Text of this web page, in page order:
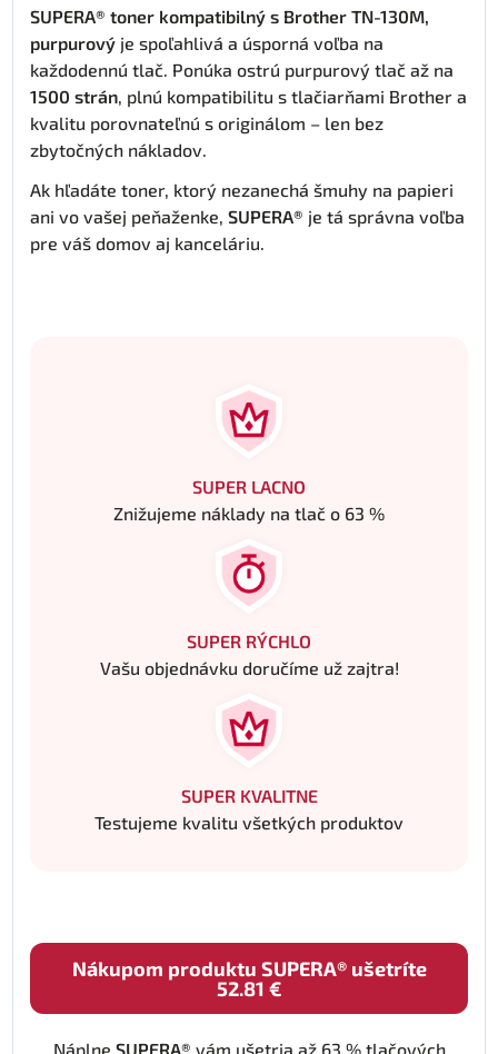
SUPERA® toner kompatibilný s Brother TN-130M,
purpurový je spoľahlivá a úsporná voľba na
každodennú tlač. Ponúka ostrú purpurový tlač až na
1500 strán, plnú kompatibilitu s tlačiarňami Brother a
kvalitu porovnateľnú s originálom – len bez
zbytočných nákladov.
Ak hľadáte toner, ktorý nezanechá šmuhy na papieri
ani vo vašej peňaženke, SUPERA® je tá správna voľba
pre váš domov aj kanceláriu.
SUPER LACNO
Znižujeme náklady na tlač o 63 %
SUPER RÝCHLO
Vašu objednávku doručíme už zajtra!
SUPER KVALITNE
Testujeme kvalitu všetkých produktov
Nákupom produktu SUPERA® ušetríte
52.81 €
Náplne SUPERA® vám ušetria až 63 % tlačových